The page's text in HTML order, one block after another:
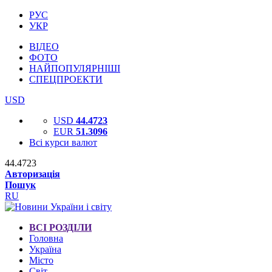
РУС
УКР
ВІДЕО
ФОТО
НАЙПОПУЛЯРНІШІ
СПЕЦПРОЕКТИ
USD
USD 44.4723
EUR 51.3096
Всі курси валют
44.4723
Авторизація
Пошук
RU
ВСІ РОЗДІЛИ
Головна
Україна
Місто